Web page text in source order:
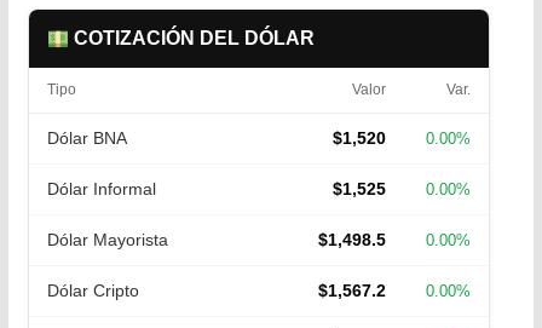
COTIZACIÓN DEL DÓLAR
Tipo Valor Var.
Dólar BNA $1,520 0.00%
Dólar Informal $1,525 0.00%
Dólar Mayorista $1,498.5 0.00%
Dólar Cripto $1,567.2 0.00%